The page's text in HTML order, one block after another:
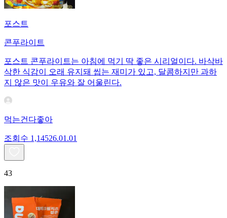
포스트
콘푸라이트
포스트 콘푸라이트는 아침에 먹기 딱 좋은 시리얼이다. 바삭바
삭한 식감이 오래 유지돼 씹는 재미가 있고, 달콤하지만 과하
지 않은 맛이 우유와 잘 어울린다.
먹는건다좋아
조회수 1,14526.01.01
43